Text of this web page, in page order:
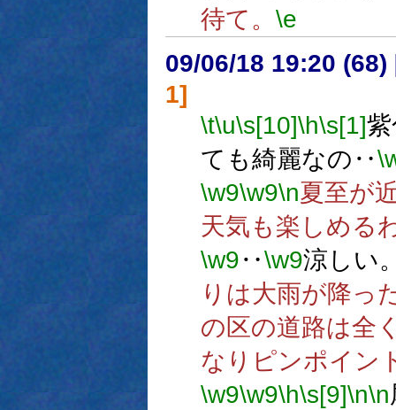
待て。 \e
09/06/18 19:20 (68)
1]
\t\u\s[10]\h\s[1]
ても綺麗なの‥
\w9\w9\n夏至が
天気も楽しめる
\w9‥\w9涼しい
りは大雨が降っ
の区の道路は全
なりピンポイン
\w9\w9\h\s[9]\n\n